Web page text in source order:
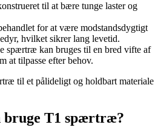
til at bære tunge laster og
for at være modstandsdygtigt
hvilket sikrer lang levetid.
spærtræ kan bruges til en bred vifte af
at tilpasse efter behov.
til et pålideligt og holdbart materiale
bruge T1 spærtræ?